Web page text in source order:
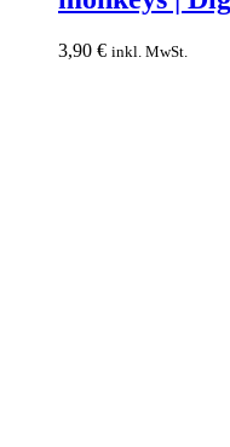
not
my
3,90 € inkl. MwSt.